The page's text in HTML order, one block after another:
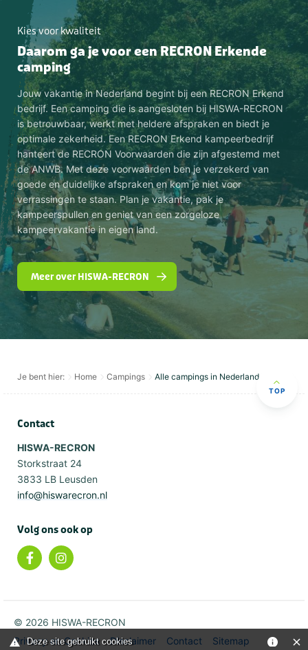
Deze site gebruikt cookies
Kies voor kwaliteit
Daarom ga je voor een RECRON Erkende
camping
Jouw vakantie in Nederland begint bij een RECRON Erkend
bedrijf. Een camping die is aangesloten bij HISWA-RECRON
is betrouwbaar, werkt met heldere afspraken en biedt je
optimale zekerheid. Een RECRON Erkend kampeerbedrijf
hanteert de RECRON Voorwaarden die zijn afgestemd met
de ANWB. Met deze voorwaarden ben je verzekerd van
goede en duidelijke afspraken en kom je niet voor
verrassingen te staan. Plan je vakantie, pak je
kampeerspullen en geniet van een zorgeloze
kampeervakantie in eigen land.
Meer over HISWA-RECRON
Je bent hier: Home Campings Alle campings in Nederland
TOP
Contact
HISWA-RECRON
Storkstraat 24
3833 LB Leusden
info@hiswarecron.nl
Volg ons ook op
© 2026 HISWA-RECRON
Privacy en Cookies
Disclaimer Contact Sitemap